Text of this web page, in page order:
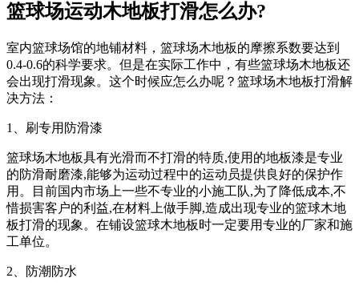
篮球场运动木地板打滑怎么办?
室内篮球场馆的地铺材料，篮球场木地板的摩擦系数要达到
0.4-0.6的科学要求。但是在实际工作中，有些篮球场木地板还
会出现打滑现象。这个时候应怎么办呢？篮球场木地板打滑解
决方法：
1、刷专用防滑漆
篮球场木地板具有光滑而不打滑的特质,使用的地板漆是专业
的防滑耐磨漆,能够为运动过程中的运动员提供良好的保护作
用。目前国内市场上一些不专业的小施工队,为了降低成本,不
惜损害客户的利益,在材料上做手脚,造成出现专业的篮球木地
板打滑的现象。在铺设篮球木地板时一定要用专业的厂家和施
工单位。
2、防潮防水